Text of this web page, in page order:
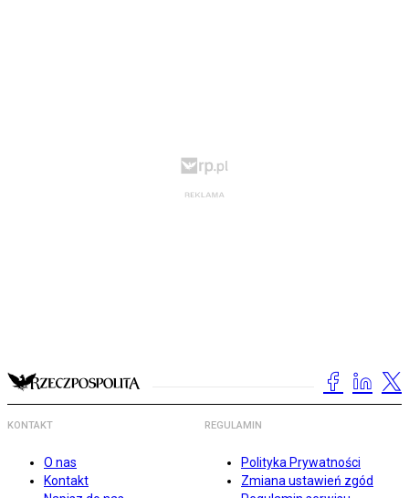
KONTAKT
O nas
Kontakt
REGULAMIN
Polityka Prywatności
Zmiana ustawień zgód